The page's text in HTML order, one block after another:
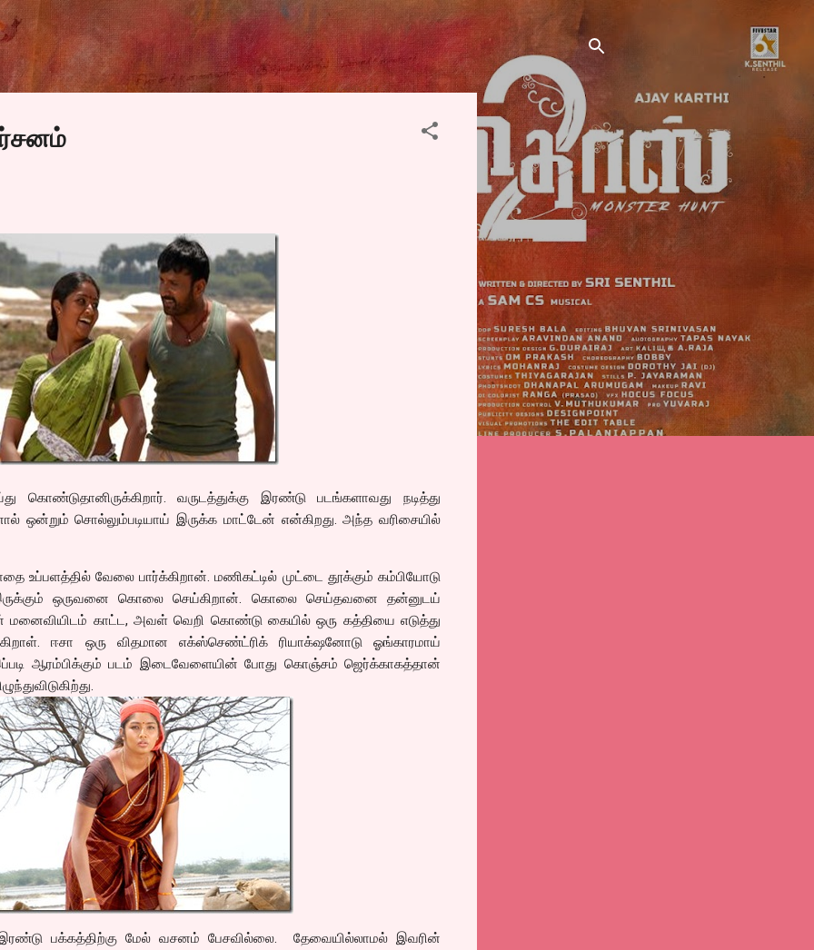
Skip to main content
கொண்டுதானிருக்கிறார். வருடத்துக்கு இரண்டு படங்களாவது நடித்து
ஒன்றும் சொல்லும்படியாய் இருக்க மாட்டேன் என்கிறது. அந்த வரிசையில்
உப்பளத்தில் வேலை பார்க்கிறான். மணிகட்டில் முட்டை தூக்கும் கம்பியோடு
ஒருவனை கொலை செய்கிறான். கொலை செய்தவனை தன்னுடய்
மனைவியிடம் காட்ட, அவள் வெறி கொண்டு கையில் ஒரு கத்தியை எடுத்து
ஈசா ஒரு விதமான எக்ஸ்செண்ட்ரிக் ரியாக்‌ஷனோடு ஓங்காரமாய்
ஆரம்பிக்கும் படம் இடைவேளையின் போது கொஞ்சம் ஜெர்க்காகத்தான்
பக்கத்திற்கு மேல் வசனம் பேசவில்லை. தேவையில்லாமல் இவரின்